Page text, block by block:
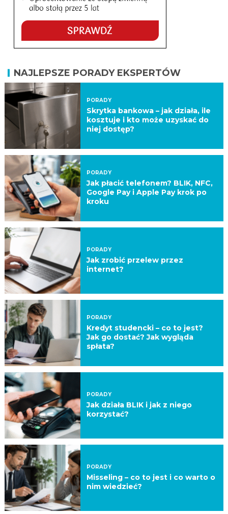
NAJLEPSZE PORADY EKSPERTÓW
PORADY
Skrytka bankowa – jak działa, ile
kosztuje i kto może uzyskać do
niej dostęp?
PORADY
Jak płacić telefonem? BLIK, NFC,
Google Pay i Apple Pay krok po
kroku
PORADY
Jak zrobić przelew przez
internet?
PORADY
Kredyt studencki – co to jest?
Jak go dostać? Jak wygląda
spłata?
PORADY
Jak działa BLIK i jak z niego
korzystać?
PORADY
Misseling – co to jest i co warto o
nim wiedzieć?